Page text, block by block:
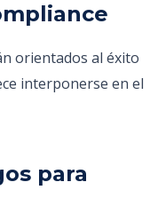
orientados al éxito
interponerse en el
para